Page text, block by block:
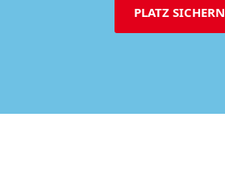
PLATZ SICHERN